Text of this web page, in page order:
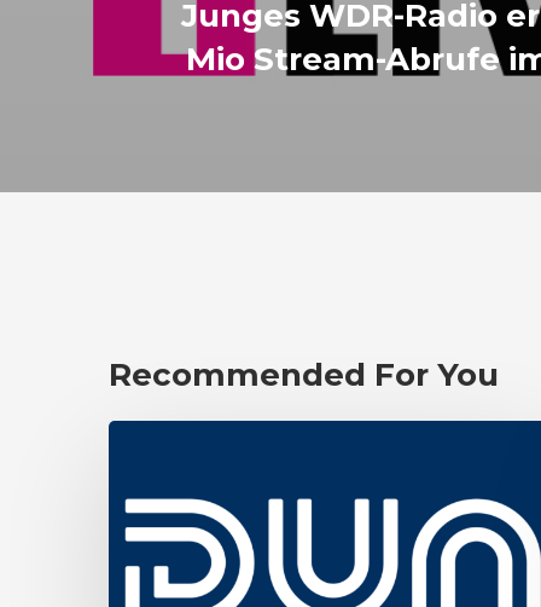
Junges WDR-Radio
Mio Stream-Abrufe
Recommended For You